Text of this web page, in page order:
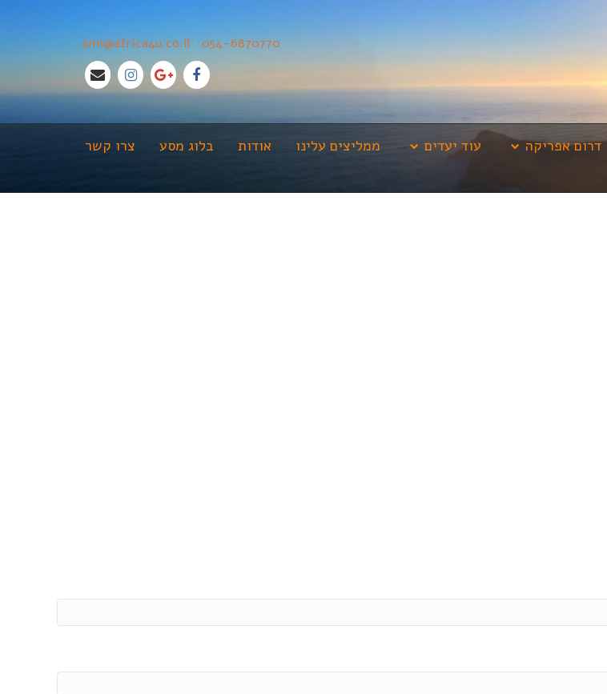
054-6870770
•
ami@africa4u.co.il
דרום אפריקה עוד יעדים ממליצים עלינו אודות בלוג מסע צרו קשר